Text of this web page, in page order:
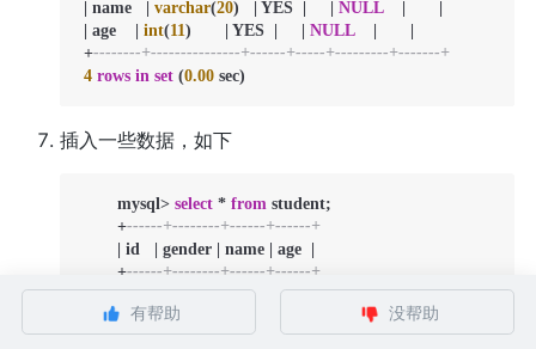
name varchar(20) YES NULL
age int(11 ) YES NULL
+--------+---------------+------+-----+---------+-------+
4 rows in set (0.00 sec)
插入一些数据，如下
   	mysql
> select * from student;
+------+--------+------+------+
id gender name age
+------+--------+------+------+
|
0 | male | Mike 12 |
|
1 | male
|
2 | female | Lily 12 |
有帮助 没帮助